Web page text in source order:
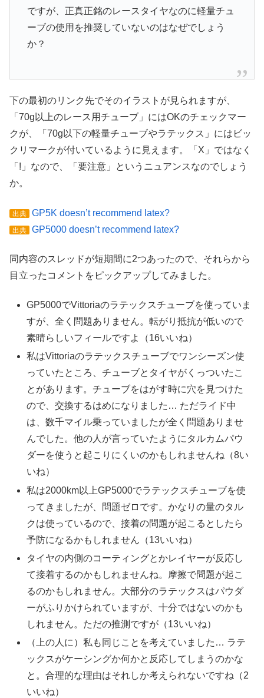
ですが、正真正銘のレースタイヤなのに軽量チュ
ーブの使用を推奨していないのはなぜでしょう
か？
下の最初のリンク先でそのイラストが見られますが、
「70g以上のレース用チューブ」にはOKのチェックマー
クが、「70g以下の軽量チューブやラテックス」にはビッ
クリマークが付いているように見えます。「X」ではなく
「!」なので、「要注意」というニュアンスなのでしょう
か。
出典 GP5K doesn’t recommend latex?
出典 GP5000 doesn’t recommend latex?
同内容のスレッドが短期間に2つあったので、それらから
目立ったコメントをピックアップしてみました。
GP5000でVittoriaのラテックスチューブを使っていま
すが、全く問題ありません。転がり抵抗が低いので
素晴らしいフィールですよ（16いいね）
私はVittoriaのラテックスチューブでワンシーズン使
っていたところ、チューブとタイヤがくっついたこ
とがあります。チューブをはがす時に穴を見つけた
ので、交換するはめになりました… ただライド中
は、数千マイル乗っていましたが全く問題ありませ
んでした。他の人が言っていたようにタルカムパウ
ダーを使うと起こりにくいのかもしれませんね（8い
いね）
私は2000km以上GP5000でラテックスチューブを使
ってきましたが、問題ゼロです。かなりの量のタル
クは使っているので、接着の問題が起こるとしたら
予防になるかもしれません（13いいね）
タイヤの内側のコーティングとかレイヤーが反応し
て接着するのかもしれませんね。摩擦で問題が起こ
るのかもしれません。大部分のラテックスはパウダ
ーがふりかけられていますが、十分ではないのかも
しれません。ただの推測ですが（13いいね）
（上の人に）私も同じことを考えていました… ラテ
ックスがケーシングか何かと反応してしまうのかな
と。合理的な理由はそれしか考えられないですね（2
いいね）